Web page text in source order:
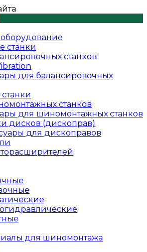
станки
станков
для балансировочных
станков
для шиномонтажных станков
дисков (дископрав)
для дископравов
для шиномонтажа